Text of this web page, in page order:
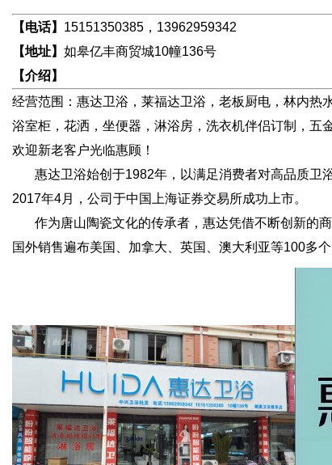
【电话】 15151350385，13962959342
【地址】 如皋亿丰商贸城10幢136号
【介绍】
经营范围：惠达卫浴，莱福达卫浴，老板厨电，林内热
浴室柜，花洒，坐便器，淋浴房，洗衣机伴侣订制，五
欢迎新老客户光临惠顾！
惠达卫浴始创于1982年，以满足消费者对高品质卫浴
2017年4月，公司于中国上海证券交易所成功上市。
作为唐山陶瓷文化的传承者，惠达凭借不断创新的商
国外销售遍布美国、加拿大、英国、澳大利亚等100多